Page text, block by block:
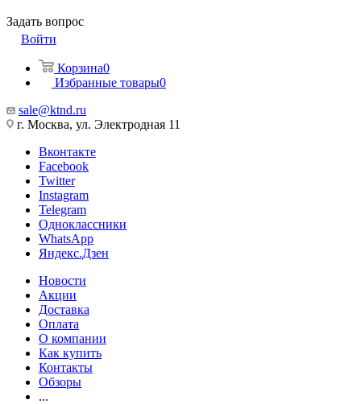
Задать вопрос
Войти
Корзина0
Избранные товары0
sale@ktnd.ru
г. Москва, ул. Электродная 11
Вконтакте
Facebook
Twitter
Instagram
Telegram
Одноклассники
WhatsApp
Яндекс.Дзен
Новости
Акции
Доставка
Оплата
О компании
Как купить
Контакты
Обзоры
...